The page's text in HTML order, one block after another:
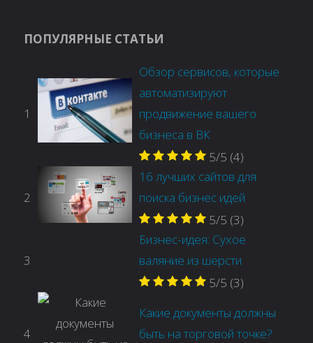
ПОПУЛЯРНЫЕ СТАТЬИ
1
Обзор сервисов, которые
автоматизируют
продвижение вашего
бизнеса в ВК
5/5 (4)
2
16 лучших сайтов для
поиска бизнес идей
5/5 (3)
3
Бизнес-идея: Сухое
валяние из шерсти
5/5 (3)
4
Какие документы должны
быть на торговой точке?